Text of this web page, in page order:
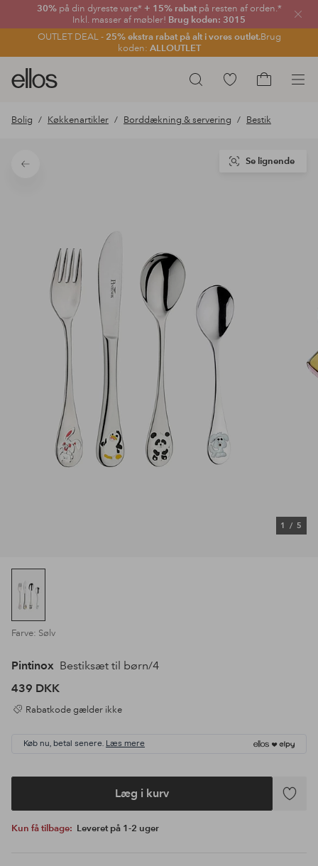
30% på din dyreste vare* + 15% rabatpå resten af orden.*
Inkl. masser af møbler! Brug koden: 3015
OUTLET DEAL - 25% ekstra rabat på alt i vores outlet.Brug
koden: ALLOUTLET
Luk
Søg
Ellos
logo
gå
forsiden
Gå
favoritmarkerede
produkter
Bolig Køkkenartikler Borddækning & servering Bestik
Tilbage
1 / 5
Se lignende
Farve: Sølv
Pintinox Bestiksæt til børn/4
439 DKK
Rabatkode gælder ikke
Køb nu, betal senere. Læs mere
Læg i kurv
Tilføj
Kun få tilbage: Leveret på 1-2 uger